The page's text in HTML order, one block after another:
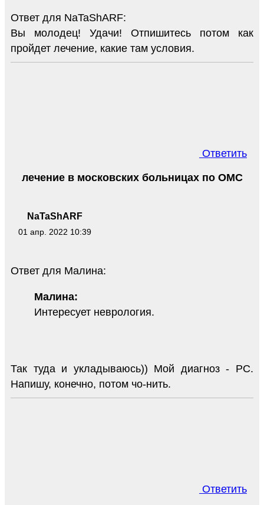
Ответ для NaTaShARF:
Вы молодец! Удачи! Отпишитесь потом как
пройдет лечение, какие там условия.
Ответить
NaTaShARF
01 апр. 2022 10:39
лечение в московских больницах по ОМС
Ответ для Малина:
Малина:
Интересует неврология.
Так туда и укладываюсь)) Мой диагноз - РС.
Напишу, конечно, потом чо-нить.
Ответить